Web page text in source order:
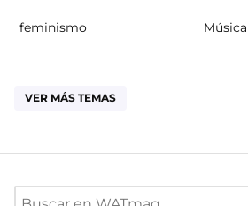
feminismo Música
VER MÁS TEMAS